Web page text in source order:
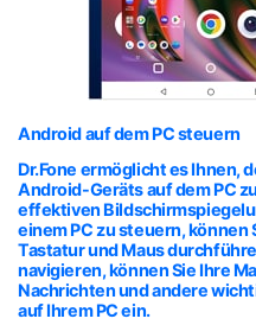
Android auf dem PC steuern
Dr.Fone ermöglicht es Ihnen,
Android-Geräts auf dem PC
effektiven
einem PC zu steuern, können
Tastatur und Maus
navigieren, können Sie Ihre
Nachrichten und andere
auf Ihrem PC ein.